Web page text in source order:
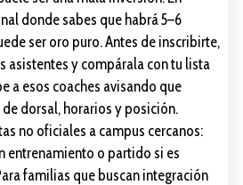
donde sabes que habrá 5–6
ser oro puro. Antes de inscribirte,
asistentes y compárala con tu lista
a esos coaches avisando que
dorsal, horarios y posición.
no oficiales a campus cercanos:
entrenamiento o partido si es
familias que buscan integración